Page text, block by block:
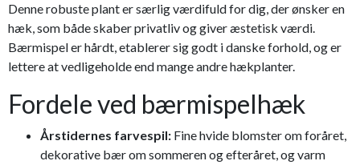
Denne robuste plant er særlig værdifuld for dig, der ønsker en
hæk, som både skaber privatliv og giver æstetisk værdi.
Bærmispel er hårdt, etablerer sig godt i danske forhold, og er
lettere at vedligeholde end mange andre hækplanter.
Fordele ved bærmispelhæk
Årstidernes farvespil: Fine hvide blomster om foråret,
dekorative bær om sommeren og efteråret, og varm